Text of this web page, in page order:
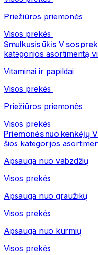
Priežiūros priemonės
Visos prekės
Smulkusis ūkis Visos
kategorijos asortimentą
Vitaminai ir papildai
Visos prekės
Priežiūros priemonės
Visos prekės
Priemonės nuo kenkėjų
šios kategorijos
Apsauga nuo vabzdžių
Visos prekės
Apsauga nuo graužikų
Visos prekės
Apsauga nuo kurmių
Visos prekės